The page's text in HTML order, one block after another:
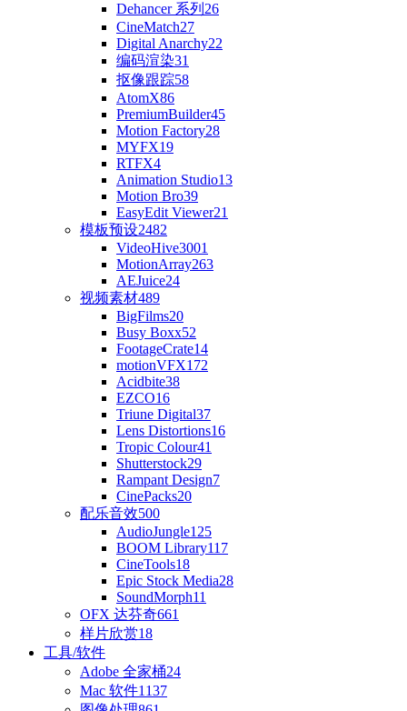
Dehancer 系列 26
CineMatch27
Digital Anarchy22
编码渲染31
抠像跟踪58
AtomX86
PremiumBuilder45
Motion Factory28
MYFX19
RTFX4
Animation Studio13
Motion Bro39
EasyEdit Viewer21
模板预设2482
VideoHive3001
MotionArray263
AEJuice24
视频素材489
BigFilms20
Busy Boxx52
FootageCrate14
motionVFX172
Acidbite38
EZCO16
Triune Digital37
Lens Distortions16
Tropic Colour41
Shutterstock29
Rampant Design7
CinePacks20
配乐音效500
AudioJungle125
BOOM Library117
CineTools18
Epic Stock Media28
SoundMorph11
OFX 达芬奇661
样片欣赏18
工具/软件
Adobe 全家桶24
Mac 软件1137